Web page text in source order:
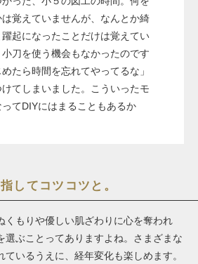
覚えていませんが、なんとか綺
起になったことだけは覚えてい
刀を使う機会もなかったのです
たら時間を忘れてやってるな」
てしまいました。こういったモ
てDIYにはまることもあるか
してコツコツと。
くもりや優しい肌ざわりに心を奪われ
選ぶことってありますよね。さまざまな
いるうえに、経年変化も楽しめます。